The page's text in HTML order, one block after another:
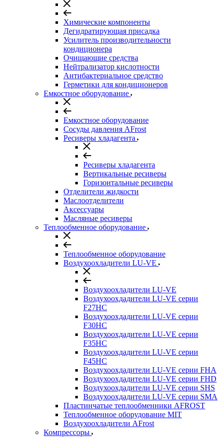
Химические компоненты
Дегидратирующая присадка
Усилитель производительности
кондиционера
Очищающие средства
Нейтрализатор кислотности
Антибактериальное средство
Герметики для кондиционеров
Емкостное оборудование
Емкостное оборудование
Сосуды давления AFrost
Ресиверы хладагента
Ресиверы хладагента
Вертикальные ресиверы
Горизонтальные ресиверы
Отделители жидкости
Маслоотделители
Аксессуары
Масляные ресиверы
Теплообменное оборудование
Теплообменное оборудование
Воздухоохладители LU-VE
Воздухоохладители LU-VE
Воздухоохдадители LU-VE серии
F27HC
Воздухоохдадители LU-VE серии
F30HC
Воздухоохдадители LU-VE серии
F35HC
Воздухоохдадители LU-VE серии
F45HC
Воздухоохдадители LU-VE серии FHA
Воздухоохдадители LU-VE серии FHD
Воздухоохдадители LU-VE серии SHS
Воздухоохдадители LU-VE серии SMA
Пластинчатые теплообменники AFROST
Теплообменное оборудование MIT
Воздухоохладители AFrost
Компрессоры